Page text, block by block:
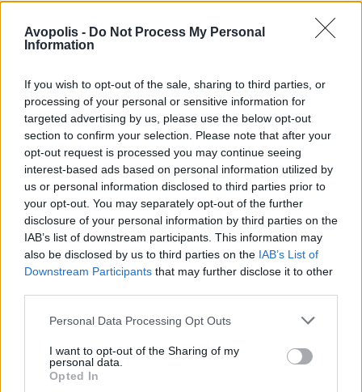
Avopolis - Do Not Process My Personal
Information
If you wish to opt-out of the sale, sharing to third parties, or
processing of your personal or sensitive information for
targeted advertising by us, please use the below opt-out
section to confirm your selection. Please note that after your
opt-out request is processed you may continue seeing
interest-based ads based on personal information utilized by
us or personal information disclosed to third parties prior to
your opt-out. You may separately opt-out of the further
disclosure of your personal information by third parties on the
IAB’s list of downstream participants. This information may
also be disclosed by us to third parties on the IAB’s List of
Downstream Participants that may further disclose it to other
Personal Data Processing Opt Outs
I want to opt-out of the Sharing of my
personal data.
Opted In
σκηνή με μπάντες όπως οι Truckfighters,
1000mods, The Atomic Bitchwax και Church of the
καθιερωθεί ως ένα από τα πιο εκρηκτικά live acts
της εποχής μας. Οι εμφανίσεις τους
χαρακτηριζόνται από κοινό και μουσικό τύπο ως
υπνωτιστικές και αδυσώπητες, ολοκληρωμένες
εμπειρίες που συνδυάζουν την ωμή δύναμη του
stoner rock με την εκρηκτική ένταση του grunge.
Με τους Ryan Ferrier (φωνή, κιθάρα), Chris
Sweeney (μπάσο, πλήκτρα, φωνητικά) και Johnny
Kathman (ντραμς) στο τιμόνι, οι Valley of the Sun
συνεχίζουν να πιέζουν τα δημιουργικά τους όρια,
χτίζοντας ηχοτοπία με αξιδιάρικα desert vibes,
ενσαρκώνοντας όλα όσα πρέπει να είναι το heavy
rock: larger than life, συναισθηματικά φορτισμένο
και ασταμάτητο!